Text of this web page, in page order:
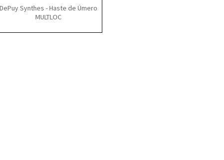
DePuy Synthes - Haste de Úmero
MULTLOC